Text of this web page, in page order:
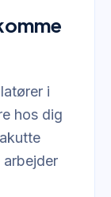
i
hos dig
arbejder